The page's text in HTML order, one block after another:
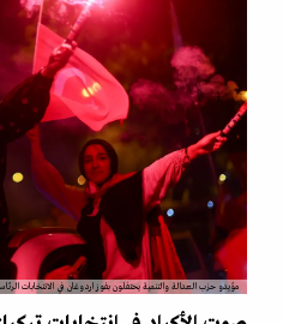
مؤيدو حزب العدالة والتنمية يحتفلون بفوز اردوغان في الانتخابات